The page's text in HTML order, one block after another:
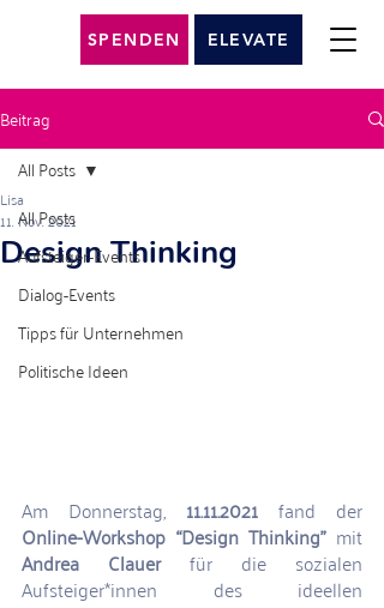
ELEVATE
SPENDEN
Beitrag
All Posts
Aufsteiger-Events
Dialog-Events
Tipps für Unternehmen
Politische Ideen
All Posts
Design Thinking
Lisa
11. Nov. 2021
Am Donnerstag, 11.11.2021 fand der
Online-Workshop “Design Thinking”
Andrea Clauer für die sozialen
Aufsteiger*innen des ideellen